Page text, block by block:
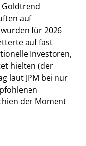
Goldtrend
auf
für 2026
auf fast
Investoren,
hielten (der
laut JPM bei nur
der Moment